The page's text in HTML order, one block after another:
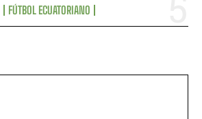
FÚTBOL ECUATORIANO